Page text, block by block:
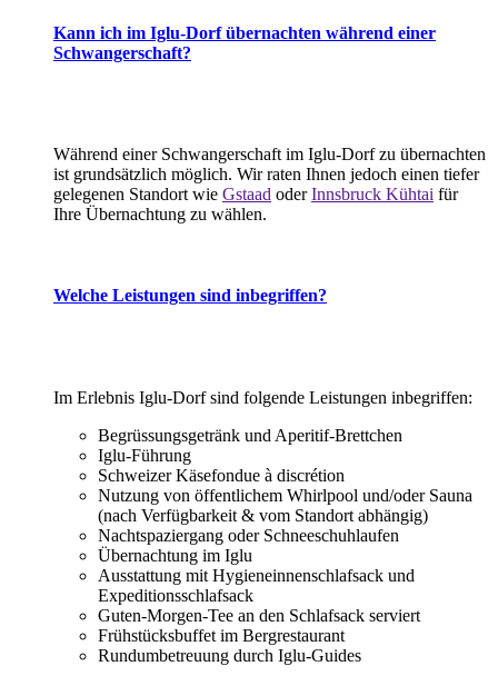
Kann ich im Iglu-Dorf übernachten während einer
Schwangerschaft?
Während einer Schwangerschaft im Iglu-Dorf zu übernachten
ist grundsätzlich möglich. Wir raten Ihnen jedoch einen tiefer
gelegenen Standort wie Gstaad oderInnsbruck Kühtai für
Ihre Übernachtung zu wählen.
Welche Leistungen sind inbegriffen?
Im Erlebnis Iglu-Dorf sind folgende Leistungen inbegriffen:
Begrüssungsgetränk und Aperitif-Brettchen
Iglu-Führung
Schweizer Käsefondue à discrétion
Nutzung von öffentlichem Whirlpool und/oder Sauna
(nach Verfügbarkeit & vom Standort abhängig)
Nachtspaziergang oder Schneeschuhlaufen
Übernachtung im Iglu
Ausstattung mit Hygieneinnenschlafsack und
Expeditionsschlafsack
Guten-Morgen-Tee an den Schlafsack serviert
Frühstücksbuffet im Bergrestaurant
Rundumbetreuung durch Iglu-Guides